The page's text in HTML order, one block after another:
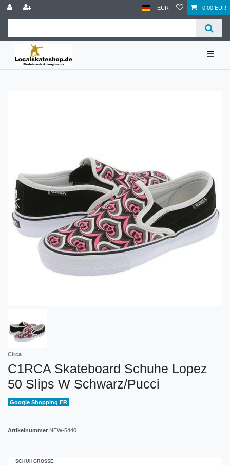
EUR 0,00 EUR
☰
Circa
C1RCA Skateboard Schuhe Lopez
50 Slips W Schwarz/Pucci
Google Shopping FR
Artikelnummer NEW-5440
SCHUHGRÖSSE